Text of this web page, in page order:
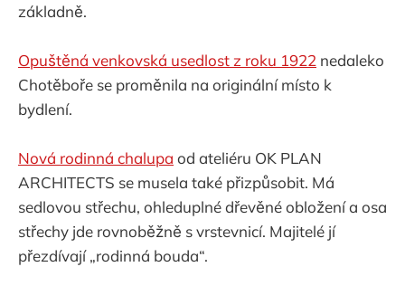
základně.
Opuštěná venkovská usedlost z roku 1922 nedaleko
Chotěboře se proměnila na originální místo k
bydlení.
Nová rodinná chalupa od ateliéru OK PLAN
ARCHITECTS se musela také přizpůsobit. Má
sedlovou střechu, ohleduplné dřevěné obložení a osa
střechy jde rovnoběžně s vrstevnicí. Majitelé jí
přezdívají „rodinná bouda“.